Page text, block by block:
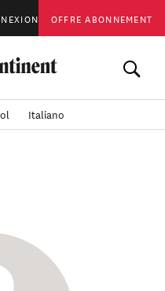
OFFRE ABONNEMENT
Italiano